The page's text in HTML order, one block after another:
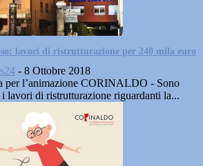
lavori di ristrutturazione per 240 mila euro
- 8 Ottobre 2018
per l’animazione CORINALDO - Sono
i lavori di ristrutturazione riguardanti la...